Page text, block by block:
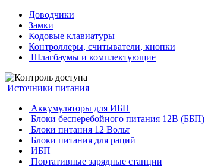
Доводчики
Замки
Кодовые клавиатуры
Контроллеры, считыватели, кнопки
Шлагбаумы и комплектующие
Источники питания
Аккумуляторы для ИБП
Блоки бесперебойного питания 12В (ББП)
Блоки питания 12 Вольт
Блоки питания для раций
ИБП
Портативные зарядные станции